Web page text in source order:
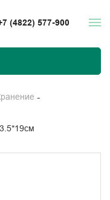
(4822) 577-900
Хранение